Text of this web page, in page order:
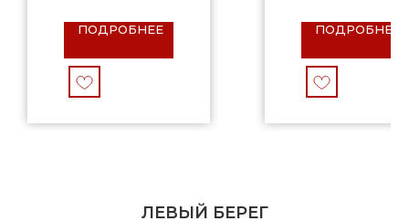
ПОДРОБНЕЕ ПОДРОБНЕЕ
ЛЕВЫЙ БЕРЕГ